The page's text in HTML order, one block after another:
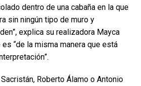
dentro de una cabaña en la que
sin ningún tipo de muro y
explica su realizadora Mayca
“de la misma manera que está
Roberto Álamo o Antonio